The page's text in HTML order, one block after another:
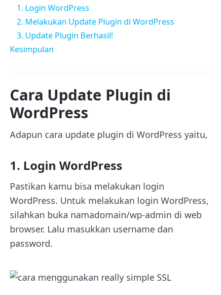
1. Login WordPress
2. Melakukan Update Plugin di WordPress
3. Update Plugin Berhasil!
Kesimpulan
Cara Update Plugin di
WordPress
Adapun cara update plugin di WordPress yaitu,
1. Login WordPress
Pastikan kamu bisa melakukan login
WordPress. Untuk melakukan login WordPress,
silahkan buka namadomain/wp-admin di web
browser. Lalu masukkan username dan
password.